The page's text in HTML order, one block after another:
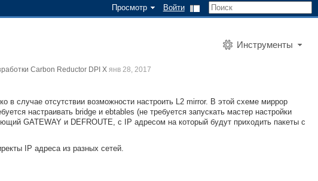
Просмотр Войти
Инструменты
Carbon Reductor DPI X янв 28, 2017
в случае отсутствии возможности настроить L2 mirror. В этой схеме миррор
настраивать bridge и ebtables (не требуется запускать мастер настройки
GATEWAY и DEFROUTE, с IP адресом на который будут приходить пакеты с
IP адреса из разных сетей.